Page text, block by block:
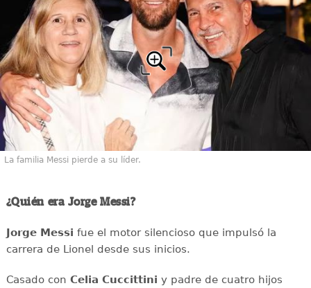
La familia Messi pierde a su líder.
¿Quién era Jorge Messi?
Jorge Messi fue el motor silencioso que impulsó la
carrera de Lionel desde sus inicios.
Casado con Celia Cuccittini y padre de cuatro hijos